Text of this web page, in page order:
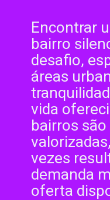
Encontrar
bairro
desafio,
áreas
vida
bairros
vezes
demanda
oferta